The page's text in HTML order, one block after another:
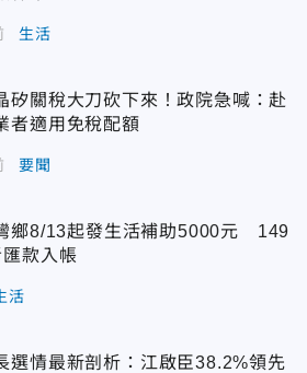
生活
矽關稅大刀砍下來！政院急喊：赴
者適用免稅配額
要聞
鄉8/13起發生活補助5000元 149
款入帳
活
選情最新剖析：江啟臣38.2%領先